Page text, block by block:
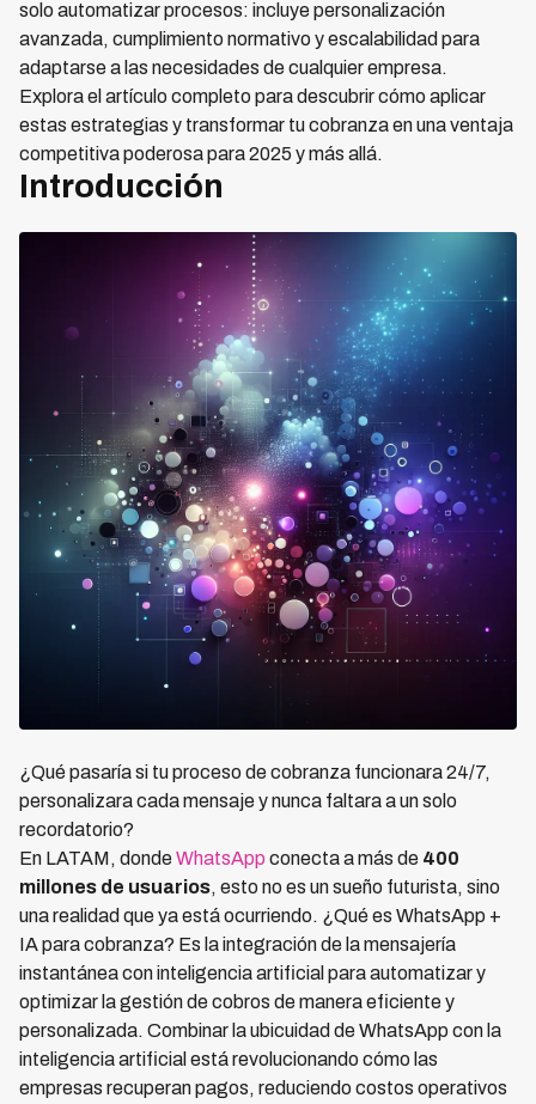
solo automatizar procesos: incluye personalización
avanzada, cumplimiento normativo y escalabilidad para
adaptarse a las necesidades de cualquier empresa.
Explora el artículo completo para descubrir cómo aplicar
estas estrategias y transformar tu cobranza en una ventaja
competitiva poderosa para 2025 y más allá.
Introducción
¿Qué pasaría si tu proceso de cobranza funcionara 24/7,
personalizara cada mensaje y nunca faltara a un solo
recordatorio?
En LATAM, dondeWhatsApp conecta a más de 400
millones de usuarios, esto no es un sueño futurista, sino
una realidad que ya está ocurriendo. ¿Qué es WhatsApp +
IA para cobranza? Es la integración de la mensajería
instantánea con inteligencia artificial para automatizar y
optimizar la gestión de cobros de manera eficiente y
personalizada. Combinar la ubicuidad de WhatsApp con la
inteligencia artificial está revolucionando cómo las
empresas recuperan pagos, reduciendo costos operativos